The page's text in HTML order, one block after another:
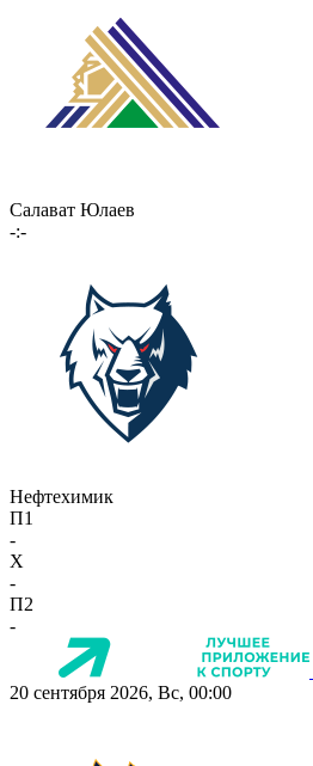
Салават Юлаев
-:-
Нефтехимик
П1
-
X
-
П2
-
20 сентября 2026, Вс, 00:00